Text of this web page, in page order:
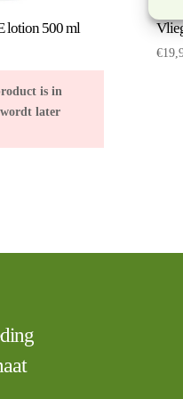
lotion 500 ml
is in
later
€